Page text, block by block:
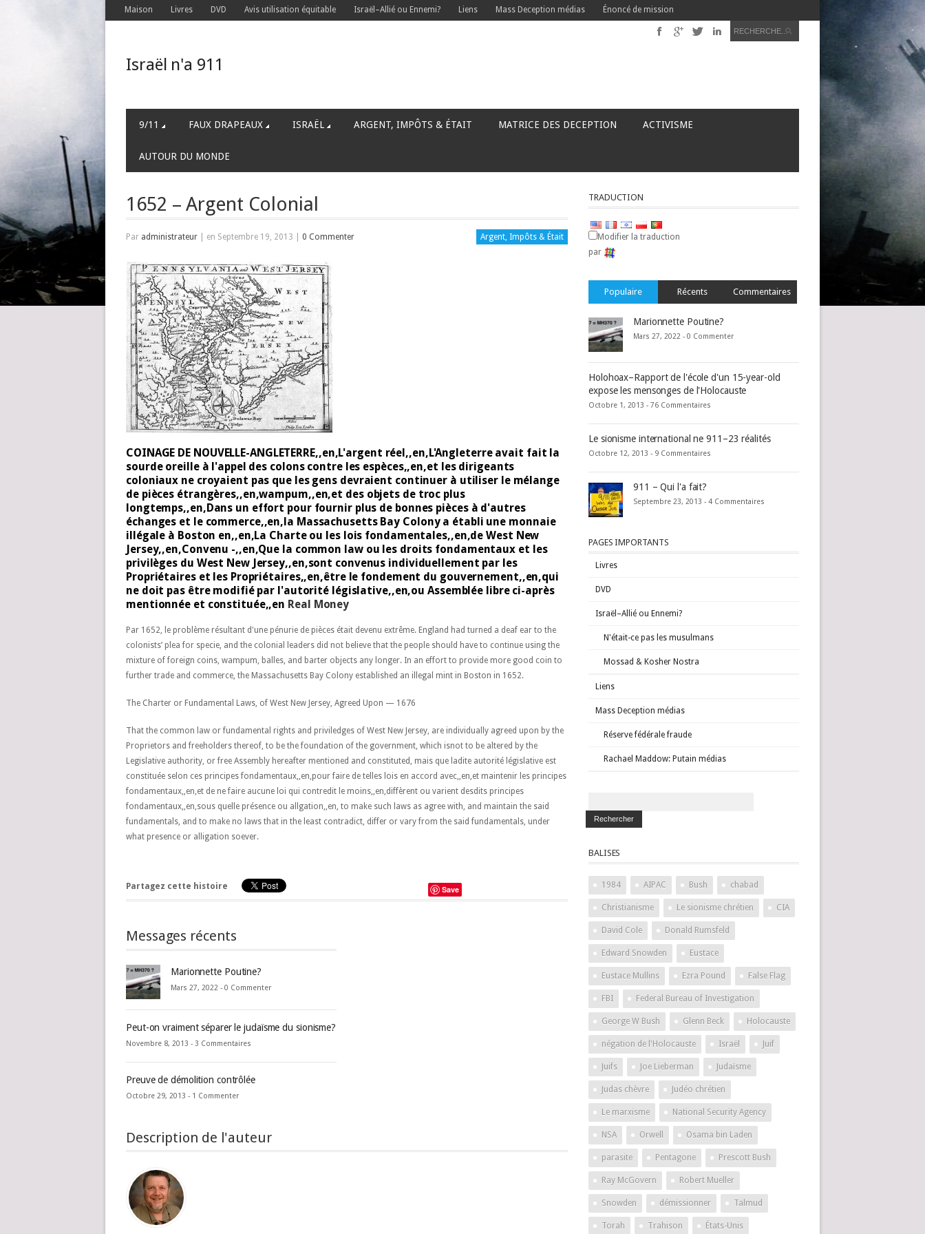
Maison Livres DVD Avis utilisation équitable Israël–Allié ou Ennemi? Liens Mass Deception médias Énoncé de mission
Israël n'a 911
9/11 FAUX DRAPEAUX ISRAËL ARGENT, IMPÔTS & ÉTAIT MATRICE DES DECEPTION ACTIVISME
AUTOUR DU MONDE
1652 – Argent Colonial
Par administrateur en Septembre 19, 2013 0 Commenter Argent, Impôts & Était
COINAGE DE NOUVELLE-ANGLETERRE,,en,L'argent réel,,en,L'Angleterre avait fait la
sourde oreille à l'appel des colons contre les espèces,,en,et les dirigeants
coloniaux ne croyaient pas que les gens devraient continuer à utiliser le mélange
de pièces étrangères,,en,wampum,,en,et des objets de troc plus
longtemps,,en,Dans un effort pour fournir plus de bonnes pièces à d'autres
échanges et le commerce,,en,la Massachusetts Bay Colony a établi une monnaie
illégale à Boston en,,en,La Charte ou les lois fondamentales,,en,de West New
Jersey,,en,Convenu -,,en,Que la common law ou les droits fondamentaux et les
privilèges du West New Jersey,,en,sont convenus individuellement par les
Propriétaires et les Propriétaires,,en,être le fondement du gouvernement,,en,qui
ne doit pas être modifié par l'autorité législative,,en,ou Assemblée libre ci-après
mentionnée et constituée,,en Real Money
Par 1652, le problème résultant d'une pénurie de pièces était devenu extrême. England had turned a deaf ear to the
colonists’ plea for specie, and the colonial leaders did not believe that the people should have to continue using the
mixture of foreign coins, wampum, balles, and barter objects any longer. In an effort to provide more good coin to
further trade and commerce, the Massachusetts Bay Colony established an illegal mint in Boston in 1652.
The Charter or Fundamental Laws, of West New Jersey, Agreed Upon — 1676
That the common law or fundamental rights and priviledges of West New Jersey, are individually agreed upon by the
Proprietors and freeholders thereof, to be the foundation of the government, which isnot to be altered by the
Legislative authority, or free Assembly hereafter mentioned and constituted, mais que ladite autorité législative est
constituée selon ces principes fondamentaux,,en,pour faire de telles lois en accord avec,,en,et maintenir les principes
fondamentaux,,en,et de ne faire aucune loi qui contredit le moins,,en,diffèrent ou varient desdits principes
fondamentaux,,en,sous quelle présence ou allgation,,en, to make such laws as agree with, and maintain the said
fundamentals, and to make no laws that in the least contradict, differ or vary from the said fundamentals, under
what presence or alligation soever.
Partagez cette histoire Save
Messages récents
Marionnette Poutine?
Mars 27, 2022 - 0 Commenter
Peut-on vraiment séparer le judaïsme du sionisme?
Novembre 8, 2013 - 3 Commentaires
Preuve de démolition contrôlée
Octobre 29, 2013 - 1 Commenter
Description de l'auteur
TRADUCTION
Modifier la traduction
par
Populaire Récents Commentaires
Marionnette Poutine?
Mars 27, 2022 - 0 Commenter
Holohoax–Rapport de l'école d'un 15-year-old
expose les mensonges de l'Holocauste
Octobre 1, 2013 - 76 Commentaires
Le sionisme international ne 911–23 réalités
Octobre 12, 2013 - 9 Commentaires
911 – Qui l'a fait?
Septembre 23, 2013 - 4 Commentaires
PAGES IMPORTANTS
Livres
DVD
Israël–Allié ou Ennemi?
N'était-ce pas les musulmans
Mossad & Kosher Nostra
Liens
Mass Deception médias
Réserve fédérale fraude
Rachael Maddow: Putain médias
BALISES
1984 AIPAC Bush chabad
Christianisme Le sionisme chrétien CIA
David Cole Donald Rumsfeld
Edward Snowden Eustace
Eustace Mullins Ezra Pound False Flag
FBI Federal Bureau of Investigation
George W Bush Glenn Beck Holocauste
négation de l'Holocauste Israël Juif
Juifs Joe Lieberman Judaïsme
Judas chèvre Judéo chrétien
Le marxisme National Security Agency
NSA Orwell Osama bin Laden
parasite Pentagone Prescott Bush
Ray McGovern Robert Mueller
Snowden démissionner Talmud
Torah Trahison États-Unis